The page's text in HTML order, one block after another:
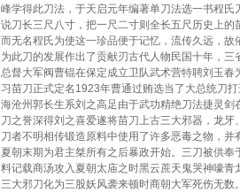
峰学得此刀法，于天启元年编著单刀法选一书程氏
说刀长三尺八寸，把一尺二寸则全长五尺历史上的
而无名程氏为使这一珍品便于记忆，流传久远，故
为此刀的发展作出了贡献刃古代人物民国十年，三
总督大军阀曹锟在保定成立卫队武术营特聘刘玉春
习苗刀正式定名1923年曹通过贿选当了大总统刀
海沧州郭长生系刘之高足由于武功精绝刀法捷灵剑
刀之誉深得刘之喜爱遂将苗刀上古三大邪器，龙牙
刀者不明相传锻造原料中使用了许多恶毒之物，并
夏朝末期为君主桀所有之后暴政开始。三刀被供奉
料记载商汤攻入夏朝太庙之时黑云蔗天鬼哭神嚎青
三大邪刀化为三股妖风袭来顿时商朝大军死伤无数